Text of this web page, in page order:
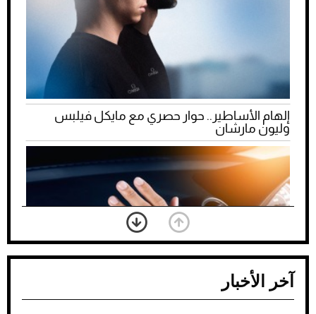
إلهام الأساطير.. حوار حصري مع مايكل فيلبس
وليون مارشان
آخر الأخبار